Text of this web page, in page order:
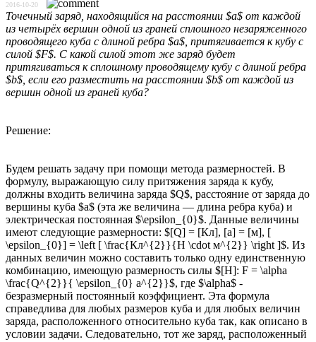
2016-10-20
Точечный заряд, находящийся на расстоянии $a$ от каждой
из четырёх вершин одной из граней сплошного незаряженного
проводящего куба с длиной ребра $a$, притягивается к кубу с
силой $F$. С какой силой этот же заряд будет
притягиваться к сплошному проводящему кубу с длиной ребра
$b$, если его разместить на расстоянии $b$ от каждой из
вершин одной из граней куба?
Решение:
Будем решать задачу при помощи метода размерностей. В
формулу, выражающую силу притяжения заряда к кубу,
должны входить величина заряда $Q$, расстояние от заряда до
вершины куба $a$ (эта же величина — длина ребра куба) и
электрическая постоянная $\epsilon_{0}$. Данные величины
имеют следующие размерности: $[Q] = [Кл], [a] = [м], [
\epsilon_{0}] = \left [ \frac{Кл^{2}}{Н \cdot м^{2}} \right ]$. Из
данных величин можно составить только одну единственную
комбинацию, имеющую размерность силы $[Н]: F = \alpha
\frac{Q^{2}}{ \epsilon_{0} a^{2}}$, где $\alpha$ -
безразмерный постоянный коэффициент. Эта формула
справедлива для любых размеров куба и для любых величин
заряда, расположенного относительно куба так, как описано в
условии задачи. Следовательно, тот же заряд, расположенный